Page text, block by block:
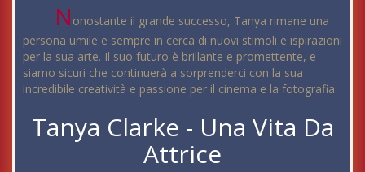
N onostante il grande successo, Tanya rimane una
persona umile e sempre in cerca di nuovi stimoli e ispirazioni
per la sua arte. Il suo futuro è brillante e promettente, e
siamo sicuri che continuerà a sorprenderci con la sua
incredibile creatività e passione per il cinema e la fotografia.
Tanya Clarke - Una Vita Da
Attrice